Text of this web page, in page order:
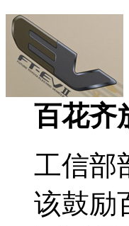
百花齐
工信部
该鼓励